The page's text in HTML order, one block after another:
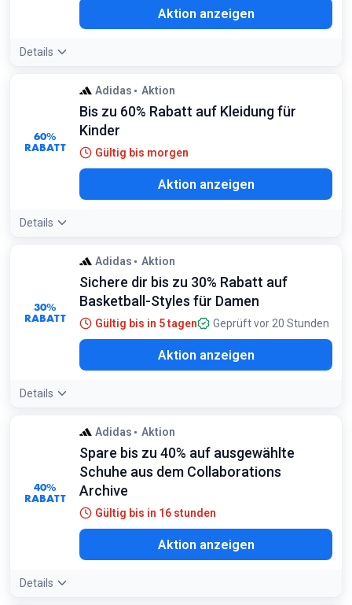
Aktion anzeigen
Details
60%
RABATT
Adidas Aktion
Bis zu 60% Rabatt auf Kleidung für
Kinder
Gültig bis morgen
Aktion anzeigen
Details
30%
RABATT
Adidas Aktion
Sichere dir bis zu 30% Rabatt auf
Basketball-Styles für Damen
Gültig bis in 5 tagen Geprüft vor 20 Stunden
Aktion anzeigen
Details
40%
RABATT
Adidas Aktion
Spare bis zu 40% auf ausgewählte
Schuhe aus dem Collaborations
Archive
Gültig bis in 16 stunden
Aktion anzeigen
Details